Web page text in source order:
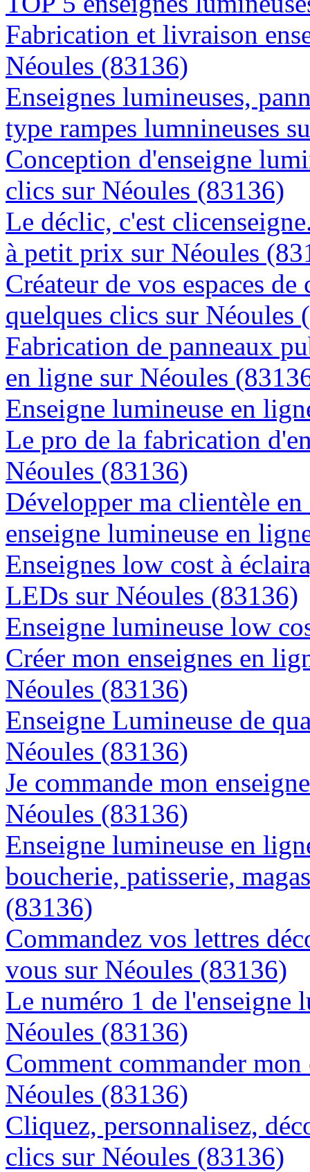
Fabrication et livraison
Néoules (83136)
Enseignes lumineuses,
type rampes lumnineuses
Conception d'enseigne
clics sur Néoules (83136)
Le déclic, c'est
à petit prix sur Néoules
Créateur de vos espaces
quelques clics sur Néoules
Fabrication de panneaux
en ligne sur Néoules
Enseigne lumineuse en
Le pro de la fabrication
Néoules (83136)
Développer ma clientèle
enseigne lumineuse en
Enseignes low cost à
LEDs sur Néoules (83136)
Enseigne lumineuse low
Créer mon enseignes en
Néoules (83136)
Enseigne Lumineuse de
Néoules (83136)
Je commande mon
Néoules (83136)
Enseigne lumineuse en
boucherie, patisserie,
(83136)
Commandez vos lettres
vous sur Néoules (83136)
Le numéro 1 de l'enseigne
Néoules (83136)
Comment commander
Néoules (83136)
Cliquez, personnalisez,
clics sur Néoules (83136)